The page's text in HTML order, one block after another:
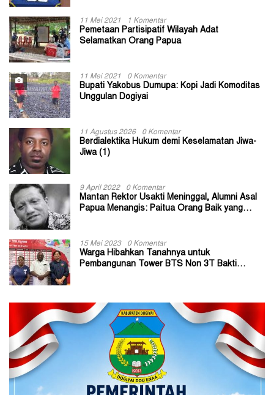
11 Mei 2021 1 Komentar
Pemetaan Partisipatif Wilayah Adat
Selamatkan Orang Papua
11 Mei 2021 0 Komentar
Bupati Yakobus Dumupa: Kopi Jadi Komoditas
Unggulan Dogiyai
11 Agustus 2026 0 Komentar
Berdialektika Hukum demi Keselamatan Jiwa-
Jiwa (1)
9 April 2022 0 Komentar
Mantan Rektor Usakti Meninggal, Alumni Asal
Papua Menangis: Paitua Orang Baik yang
15 Mei 2023 0 Komentar
Warga Hibahkan Tanahnya untuk
Pembangunan Tower BTS Non 3T Bakti